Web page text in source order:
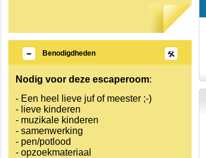
Benodigdheden
Nodig voor deze escaperoom:
- Een heel lieve juf of meester ;-)
- lieve kinderen
- muzikale kinderen
- samenwerking
- pen/potlood
- opzoekmateriaal